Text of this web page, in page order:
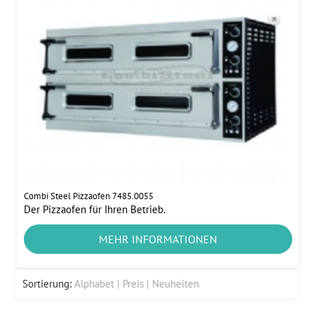
Combi Steel Pizzaofen 7485.0055
Der Pizzaofen für Ihren Betrieb.
MEHR INFORMATIONEN
Sortierung: Alphabet Preis Neuheiten